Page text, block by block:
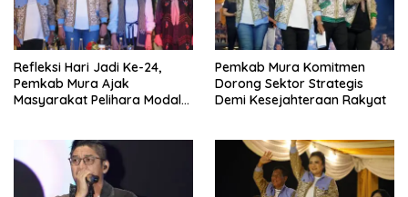
Refleksi Hari Jadi Ke-24,
Pemkab Mura Ajak
Masyarakat Pelihara Modal
Pemkab Mura Komitmen
Dorong Sektor Strategis
Demi Kesejahteraan Rakyat